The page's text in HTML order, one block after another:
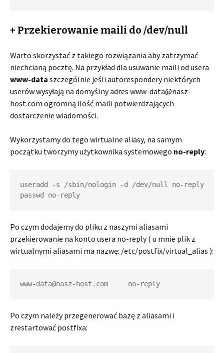
+ Przekierowanie maili do /dev/null
Warto skorzystać z takiego rozwiązania aby zatrzymać
niechcianą pocztę. Na przykład dla usuwanie maili od usera
www-data szczególnie jeśli autorespondery niektórych
userów wysyłają na domyślny adres www-data@nasz-
host.com ogromną ilość maili potwierdzających
dostarczenie wiadomości.
Wykorzystamy do tego wirtualne aliasy, na samym
początku tworzymy użytkownika systemowego no-reply:
useradd -s /sbin/nologin -d /dev/null no-reply
passwd no-reply
Po czym dodajemy do pliku z naszymi aliasami
przekierowanie na konto usera no-reply ( u mnie plik z
wirtualnymi aliasami ma nazwę: /etc/postfix/virtual_alias ):
www-data@nasz-host.com     no-reply
Po czym należy przegenerować bazę z aliasami i
zrestartować postfixa: